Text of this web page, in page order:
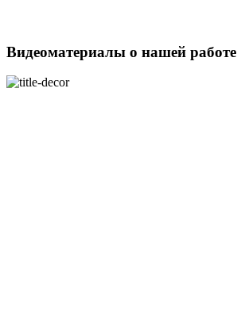
Видеоматериалы о нашей работе